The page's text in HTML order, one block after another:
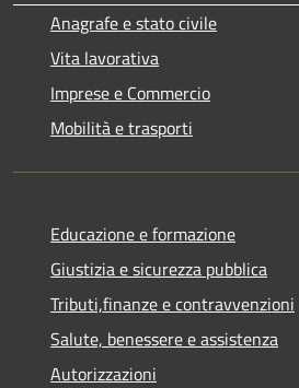
Anagrafe e stato civile
Vita lavorativa
Imprese e Commercio
Mobilità e trasporti
Educazione e formazione
Giustizia e sicurezza pubblica
Tributi,finanze e contravvenzioni
Salute, benessere e assistenza
Autorizzazioni